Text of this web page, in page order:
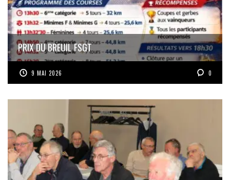
PRIX DU BREUIL FSGT
9 MAI 2026 0